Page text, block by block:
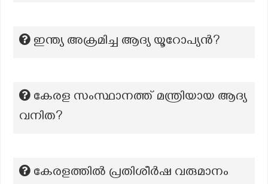
ഇന്ത്യ അക്രമിച്ച ആദ്യ യൂറോപ്യൻ?
കേരള സംസ്ഥാനത്ത് മന്ത്രിയായ ആദ്യ
വനിത?
കേരളത്തിൽ പ്രതിശീർഷ വരുമാനം